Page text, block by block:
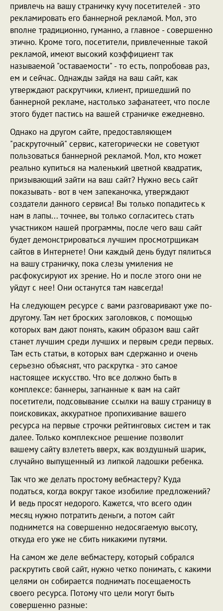
привлечь на вашу страничку кучу посетителей - это
рекламировать его баннерной рекламой. Мол, это
вполне традиционно, гуманно, а главное - совершенно
этично. Кроме того, посетители, привлеченные такой
рекламой, имеют высокий коэффициент так
называемой "оставаемости" - то есть, попробовав раз,
ем и сейчас. Однажды зайдя на ваш сайт, как
утверждают раскрутчики, клиент, пришедший по
баннерной рекламе, настолько зафанатеет, что после
этого будет пастись на вашей страничке ежедневно.
Однако на другом сайте, предоставляющем
"раскруточный" сервис, категорически не советуют
пользоваться баннерной рекламой. Мол, кто может
реально купиться на маленький цветной квадратик,
призывающий зайти на ваш сайт? Нужно весь сайт
показывать - вот в чем запеканочка, утверждают
создатели данного сервиса! Вы только попадитесь к
нам в лапы... точнее, вы только согласитесь стать
участником нашей программы, после чего ваш сайт
будет демонстрироваться лучшим просмотрщикам
сайтов в Интернете! Они каждый день будут пялиться
на вашу страничку, пока слезы умиления не
расфокусируют их зрение. Но и после этого они не
уйдут с нее! Они останутся там навсегда!
На следующем ресурсе с вами разговаривают уже по-
другому. Там нет броских заголовков, с помощью
которых вам дают понять, каким образом ваш сайт
станет лучшим среди лучших и первым среди первых.
Там есть статьи, в которых вам сдержанно и очень
серьезно объяснят, что раскрутка - это самое
настоящее искусство. Что все должно быть в
комплексе: баннеры, загнанные к вам на сайт
посетители, подсовывание ссылки на вашу страницу в
поисковиках, аккуратное пропихивание вашего
ресурса на первые строчки рейтинговых систем и так
далее. Только комплексное решение позволит
вашему сайту взлететь вверх, как воздушный шарик,
случайно выпущенный из липкой ладошки ребенка.
Так что же делать простому вебмастеру? Куда
податься, когда вокруг такое изобилие предложений?
И ведь просят недорого. Кажется, что всего один
месяц нужно потратить деньги, а потом сайт
поднимется на совершенно недосягаемую высоту,
откуда его уже не сбить никакими путями.
На самом же деле вебмастеру, который собрался
раскрутить свой сайт, нужно четко понимать, с какими
целями он собирается поднимать посещаемость
своего ресурса. Потому что цели могут быть
совершенно разные: